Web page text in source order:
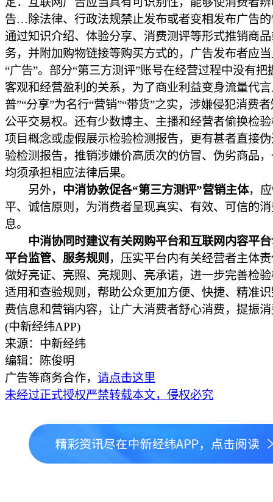
告…除法律、行政法规禁止发布或者变相发布广告
通过知识介绍、体验分享、消费测评等形式推销商
务，并附加购物链接等购买方式的，广告发布者应
“广告”。部分“第三方测评”账号在经营过程中没有把
客观和经营盈利的关系，为了商业利益变身流量代
普”“分享”为名行“营销”“带货”之实，涉嫌侵犯消费
公平交易权。还有少数博主、主播和经营者偷换检
项目概念或虚假展示检验检测报告，更有甚者直接
验检测报告，推销涉嫌价高质次的仿冒、伪劣商品
均须承担相应法律后果。
另外， 中消协敦促各“第三方测评”营销主体，
平、诚信原则，为消费者呈现真实、有效、可信的
息。
中消协同时建议有关网购平台和互联网内容平
平台监管、服务规则 ，压实平台内有关经营者主体
做好亮证、亮照、亮规则、亮承诺，进一步完善检
适用和查验规则，帮助公众更加方便、快捷、精准
费信息和营销内容，让广大消费者舒心消费，提振
(中新经纬APP)
来源：中新经纬
编辑：陈俊明
广告等商务合作， 请点击这里
未经过正式授权严禁转载本文，侵权必究